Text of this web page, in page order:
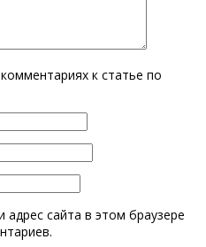
к статье по
сайта в этом браузере